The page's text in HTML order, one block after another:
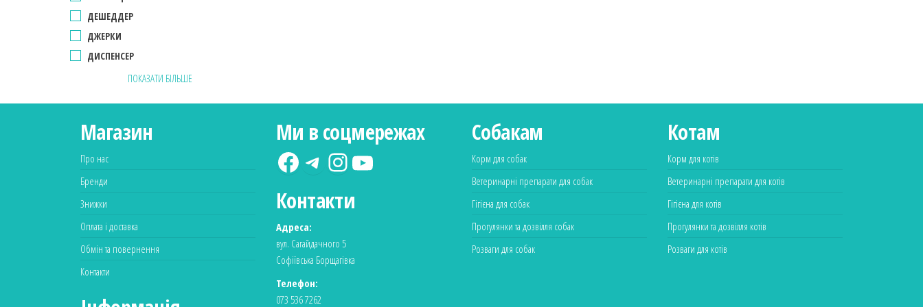
ДЕШЕДДЕР
ДЖЕРКИ
ДИСПЕНСЕР
ПОКАЗАТИ БІЛЬШЕ
Магазин
Про нас
Бренди
Знижки
Оплата і доставка
Обмін та повернення
Контакти
Ми в соцмережах
Контакти
Адреса:
вул. Сагайдачного 5
Софіївська Борщагівка
Телефон:
073 536 7262
Собакам
Корм для собак
Ветеринарні препарати для собак
Гігієна для собак
Прогулянки та дозвілля собак
Розваги для собак
Котам
Корм для котів
Ветеринарні препарати для котів
Гігієна для котів
Прогулянки та дозвілля котів
Розваги для котів